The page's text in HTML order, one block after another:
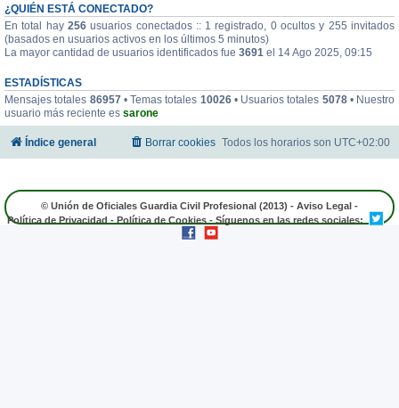
¿QUIÉN ESTÁ CONECTADO?
En total hay 256usuarios conectados :: 1 registrado, 0 ocultos y 255 invitados
(basados en usuarios activos en los últimos 5 minutos)
La mayor cantidad de usuarios identificados fue 3691 el 14 Ago 2025, 09:15
ESTADÍSTICAS
Mensajes totales 86957• Temas totales 10026• Usuarios totales 5078• Nuestro
usuario más reciente es sarone
Índice general Todos los horarios son UTC+02:00
Borrar cookies
© Unión de Oficiales Guardia Civil Profesional (2013) - Aviso Legal -
Política de Privacidad - Política de Cookies - Síguenos en las redes sociales: